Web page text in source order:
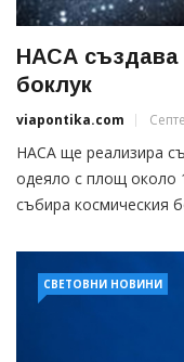
НАСА създава
боклук
viapontika.com
НАСА ще реализира
одеяло с площ около
събира космическия
СВЕТОВНИ НОВИНИ